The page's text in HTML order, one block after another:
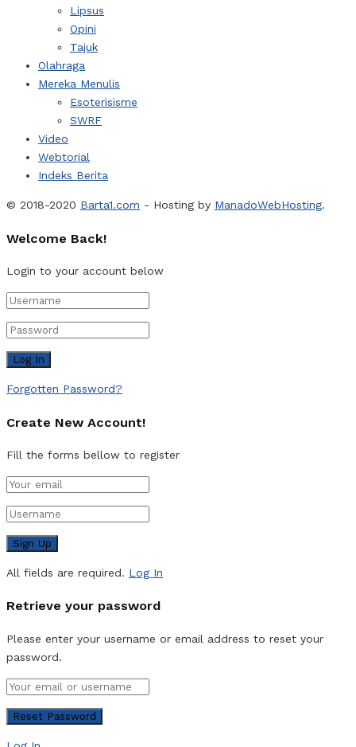
Lipsus
Opini
Tajuk
Olahraga
Mereka Menulis
Esoterisisme
SWRF
Video
Webtorial
Indeks Berita
© 2018-2020 Barta1.com - Hosting by ManadoWebHosting.
Welcome Back!
Login to your account below
Forgotten Password?
Create New Account!
Fill the forms bellow to register
All fields are required. Log In
Retrieve your password
Please enter your username or email address to reset your
password.